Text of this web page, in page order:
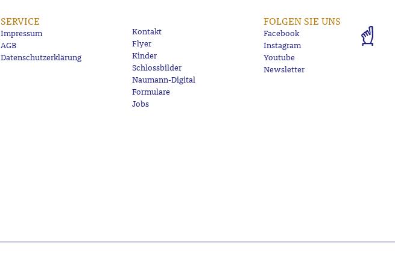
SERVICE
Impressum
AGB
Datenschutzerklärung
Kontakt
Flyer
Kinder
Schlossbilder
Naumann-Digital
Formulare
Jobs
FOLGEN SIE UNS
Facebook
Instagram
Youtube
Newsletter